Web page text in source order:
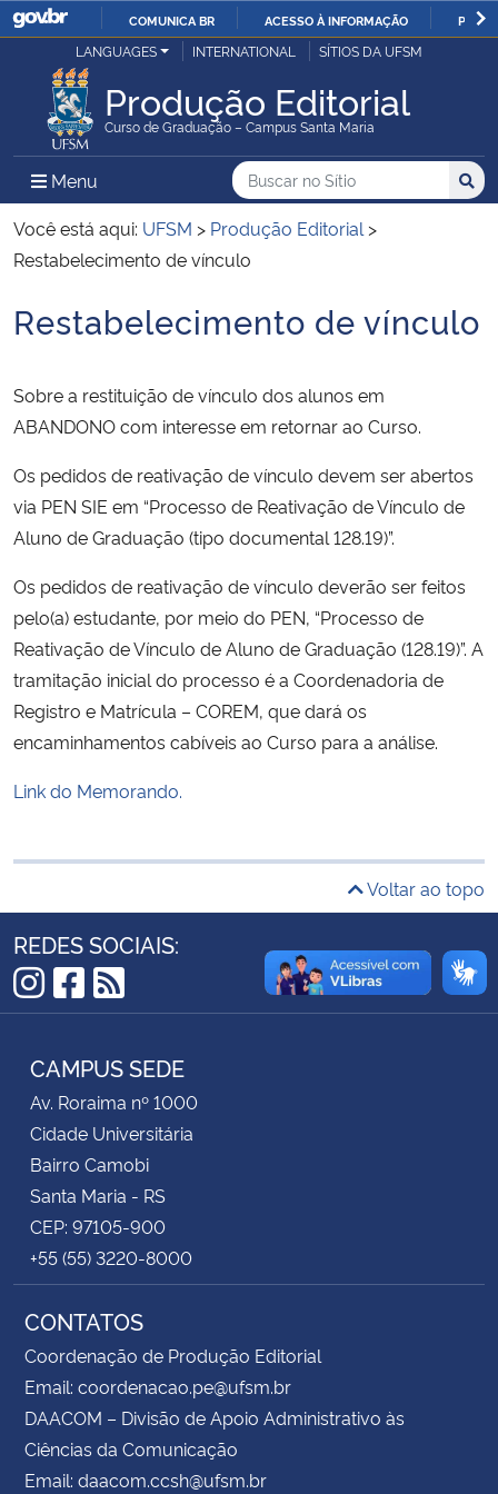
IR
O
COMUNICA BR ACESSO À INFORMAÇÃO
Ministério da Justiça e Segurança Pública
Ministério da Defesa
Ministério das Relações Exteriores
Ministério da Infraestrutura
Ministério da Agricultura, Pecuária e Abastecimento
Ministério da Cidadania
Ministério de Minas e Energia
Ministério da Ciência, Tecnologia, Inovações e Comunicações
Ministério do Meio Ambiente
Ministério do Desenvolvimento Regional
Ministério da Mulher, da Família e dos Direitos Humanos
Secretaria de Governo
Gabinete de Segurança Institucional
Advocacia-Geral da União
Banco Central do Brasil
LANGUAGES INTERNATIONAL SÍTIOS DA UFSM
Produção Editorial
Curso de Graduação – Campus Santa Maria
Menu Menu Principal do Sítio
Busca
Buscar no no Sítio
Busca:
Você está aqui: UFSM > Produção Editorial >
Restabelecimento de vínculo
Início do conteúdo
Restabelecimento de vínculo
Sobre a restituição de vínculo dos alunos em
ABANDONO com interesse em retornar ao Curso.
Os pedidos de reativação de vínculo devem ser abertos
via PEN SIE em “Processo de Reativação de Vínculo de
Aluno de Graduação (tipo documental 128.19)”.
Os pedidos de reativação de vínculo deverão ser feitos
pelo(a) estudante, por meio do PEN, “Processo de
Reativação de Vínculo de Aluno de Graduação (128.19)”. A
tramitação inicial do processo é a Coordenadoria de
Registro e Matrícula – COREM, que dará os
encaminhamentos cabíveis ao Curso para a análise.
Link do Memorando.
Voltar ao topo
REDES SOCIAIS:
Instagram
Facebook
RSS
CAMPUS SEDE
Av. Roraima nº 1000
Cidade Universitária
Bairro Camobi
Santa Maria - RS
CEP: 97105-900
+55 (55) 3220-8000
CONTATOS
Coordenação de Produção Editorial
Email: coordenacao.pe@ufsm.br
DAACOM – Divisão de Apoio Administrativo às
Ciências da Comunicação
Email: daacom.ccsh@ufsm.br